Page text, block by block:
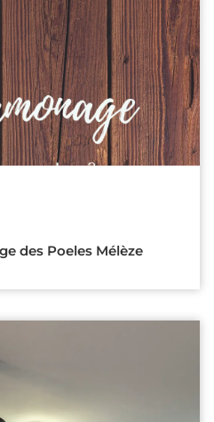
des Poeles Mélèze